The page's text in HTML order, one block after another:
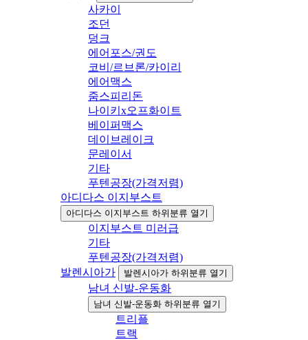
사카이
조던
덩크
에어포스/권도
코비/르브론/카이리
에어맥스
줌스피리돈
나이키x오프화이트
베이퍼맥스
데이브레이크
문레이서
기타
푸텐공장(가격저렴)
아디다스 이지부스트
아디다스 이지부스트 하위분류 열기
이지부스트 미러급
기타
푸텐공장(가격저렴)
발렌시아가
발렌시아가 하위분류 열기
남녀 신발-운동화
남녀 신발-운동화 하위분류 열기
트리플
트랙